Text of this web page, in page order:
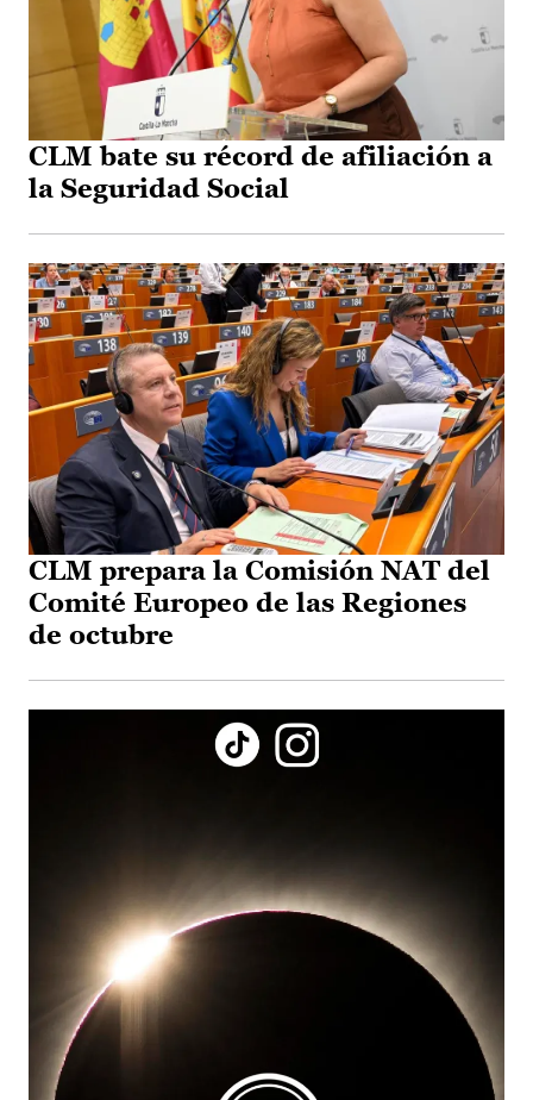
CLM bate su récord de afiliación a
la Seguridad Social
CLM prepara la Comisión NAT del
Comité Europeo de las Regiones
de octubre